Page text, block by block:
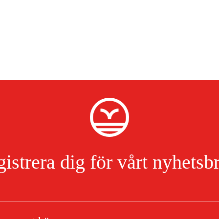
dig för vårt